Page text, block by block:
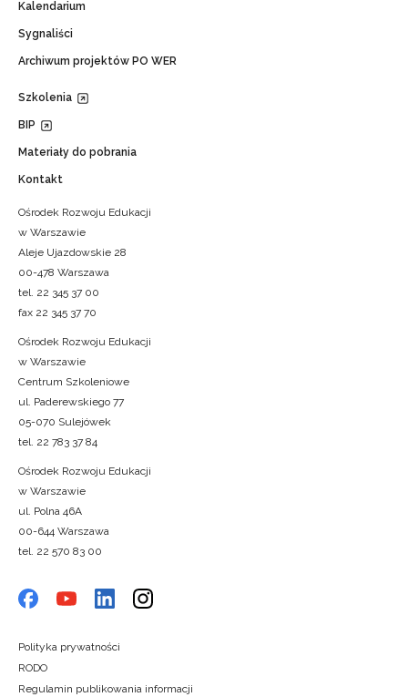
Kalendarium
Sygnaliści
Archiwum projektów PO WER
Szkolenia
BIP
Materiały do pobrania
Kontakt
Ośrodek Rozwoju Edukacji
w Warszawie
Aleje Ujazdowskie 28
00-478 Warszawa
tel. 22 345 37 00
fax 22 345 37 70
Ośrodek Rozwoju Edukacji
w Warszawie
Centrum Szkoleniowe
ul. Paderewskiego 77
05-070 Sulejówek
tel. 22 783 37 84
Ośrodek Rozwoju Edukacji
w Warszawie
ul. Polna 46A
00-644 Warszawa
tel. 22 570 83 00
Polityka prywatności
RODO
Regulamin publikowania informacji